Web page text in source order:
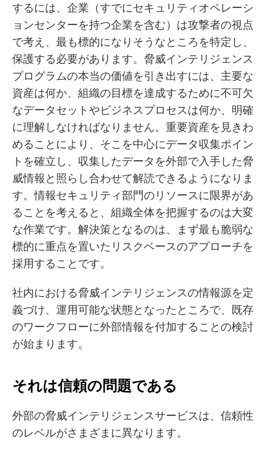
するには、企業（すでにセキュリティオペレーシ
ョンセンターを持つ企業を含む）は攻撃者の視点
で考え、最も標的になりそうなところを特定し、
保護する必要があります。脅威インテリジェンス
プログラムの本当の価値を引き出すには、主要な
資産は何か、組織の目標を達成するために不可欠
なデータセットやビジネスプロセスは何か、明確
に理解しなければなりません。重要資産を見きわ
めることにより、そこを中心にデータ収集ポイン
トを確立し、収集したデータを外部で入手した脅
威情報と照らし合わせて解読できるようになりま
す。情報セキュリティ部門のリソースに限界があ
ることを考えると、組織全体を把握するのは大変
な作業です。解決策となるのは、まず最も脆弱な
標的に重点を置いたリスクベースのアプローチを
採用することです。
社内における脅威インテリジェンスの情報源を定
義づけ、運用可能な状態となったところで、既存
のワークフローに外部情報を付加することの検討
が始まります。
それは信頼の問題である
外部の脅威インテリジェンスサービスは、信頼性
のレベルがさまざまに異なります。